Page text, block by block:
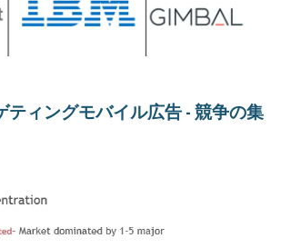
ティングモバイル広告 - 競争の集